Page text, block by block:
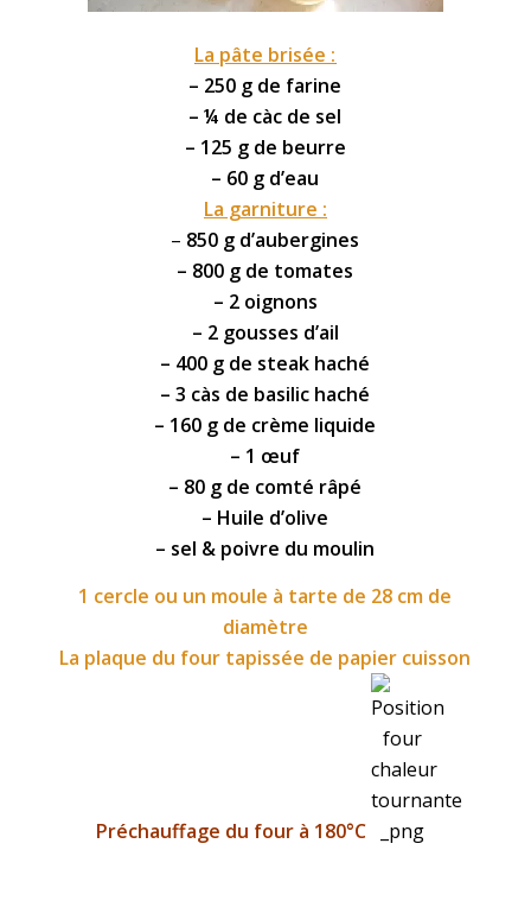
La pâte brisée :
– 250 g de farine
– ¼ de càc de sel
– 125 g de beurre
– 60 g d’eau
La garniture :
– 850 g d’aubergines
– 800 g de tomates
– 2 oignons
– 2 gousses d’ail
– 400 g de steak haché
– 3 càs de basilic haché
– 160 g de crème liquide
– 1 œuf
– 80 g de comté râpé
– Huile d’olive
– sel & poivre du moulin
1 cercle ou un moule à tarte de 28 cm de
diamètre
La plaque du four tapissée de papier cuisson
Préchauffage du four à 180°C